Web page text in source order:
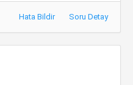
Hata Bildir Soru Detay